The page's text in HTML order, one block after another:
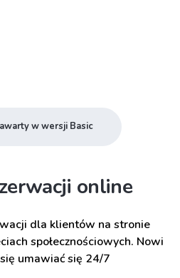
w wersji Basic
online
dla klientów na stronie
społecznościowych. Nowi
umawiać się 24/7